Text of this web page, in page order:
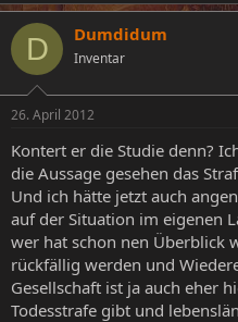
D Dumdidum
Inventar
26. April 2012
Kontert er die Studie denn?
die Aussage gesehen das
Und ich hätte jetzt auch
auf der Situation im eigenen
wer hat schon nen Überblick
rückfällig werden und
Gesellschaft ist ja auch eher
Todesstrafe gibt und